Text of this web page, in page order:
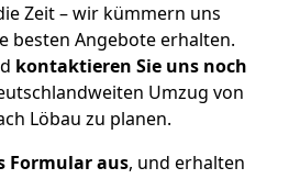
Zeit – wir kümmern uns
besten Angebote erhalten.
kontaktieren Sie uns noch
Umzug von
Löbau zu planen.
Formular aus, und erhalten